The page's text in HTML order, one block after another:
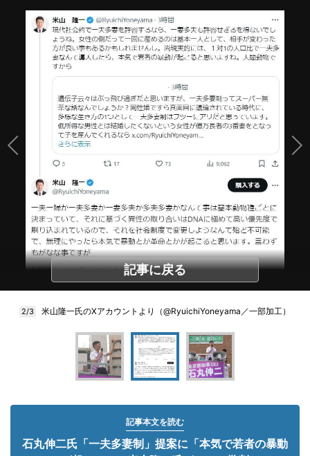
記事に戻る
2/3 米山隆一氏のXアカウントより（@RyuichiYoneyama／一部加工）
記事本文を読む
石丸伸二氏「一夫多妻制」提案に「本気で若者の暴動